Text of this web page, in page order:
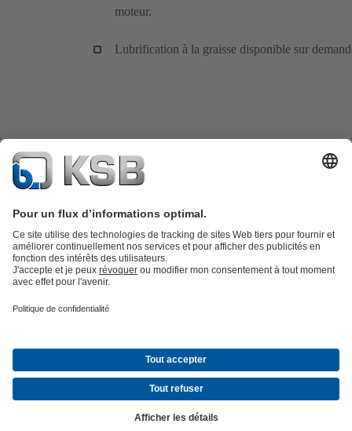
moteur.
Lubrification à la graisse disponible sur
service : service premium pour les pompes et les robinets
Eaux uséesEau propreIndustrieBâtimentÉnergie
ÉvènementsPresseCarrières
Clause de non-responsabilité